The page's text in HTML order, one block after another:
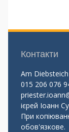
Контакти
Am
015 206 076
ієрей Іоанн
При
обов'язкове.